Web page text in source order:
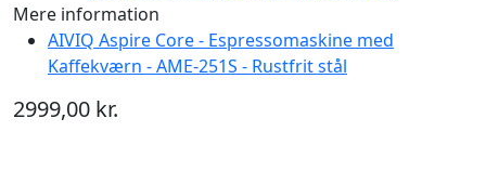
Mere information
AIVIQ Aspire Core - Espressomaskine med
Kaffekværn - AME-251S - Rustfrit stål
2999,00 kr.